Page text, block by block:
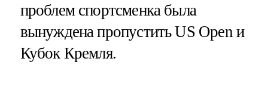
проблем спортсменка была
вынуждена пропустить US Open и
Кубок Кремля.